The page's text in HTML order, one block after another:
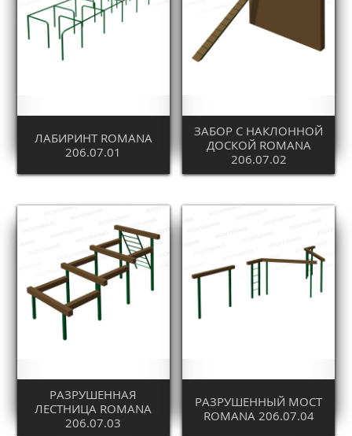
ЛАБИРИНТ ROMANA
206.07.01
ЗАБОР С НАКЛОННОЙ
ДОСКОЙ ROMANA
206.07.02
РАЗРУШЕННАЯ
ЛЕСТНИЦА ROMANA
206.07.03
РАЗРУШЕННЫЙ МОСТ
ROMANA 206.07.04